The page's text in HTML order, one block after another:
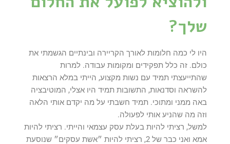
שלך?
היו לי כמה חלומות לאורך הקריירה ובינתיים הגשמתי את
כולם. זה כלל תפקידים ומקומות עבודה. למרות
שהתייעצתי תמיד עם נשות מקצוע, הייתי במלא הרצאות
להשראה וסדנאות, התשובות תמיד היו אצלי, המוטיבציה
באה ממני ומתוכי. תמיד חשבתי על מה יקדם אותי הלאה
וזה מה שהניע אותי לפעולה.
למשל, רציתי להיות בעלת עסק עצמאי והייתי. רציתי להיות
אמא ואני כבר של 2, רציתי להיות ״אשת עסקים״ שנוסעת